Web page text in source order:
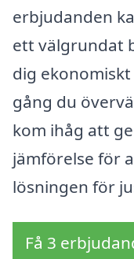
erbjudanden
ett välgrundat
dig
gång du
kom ihåg att
jämförelse för
lösningen för
Få 3